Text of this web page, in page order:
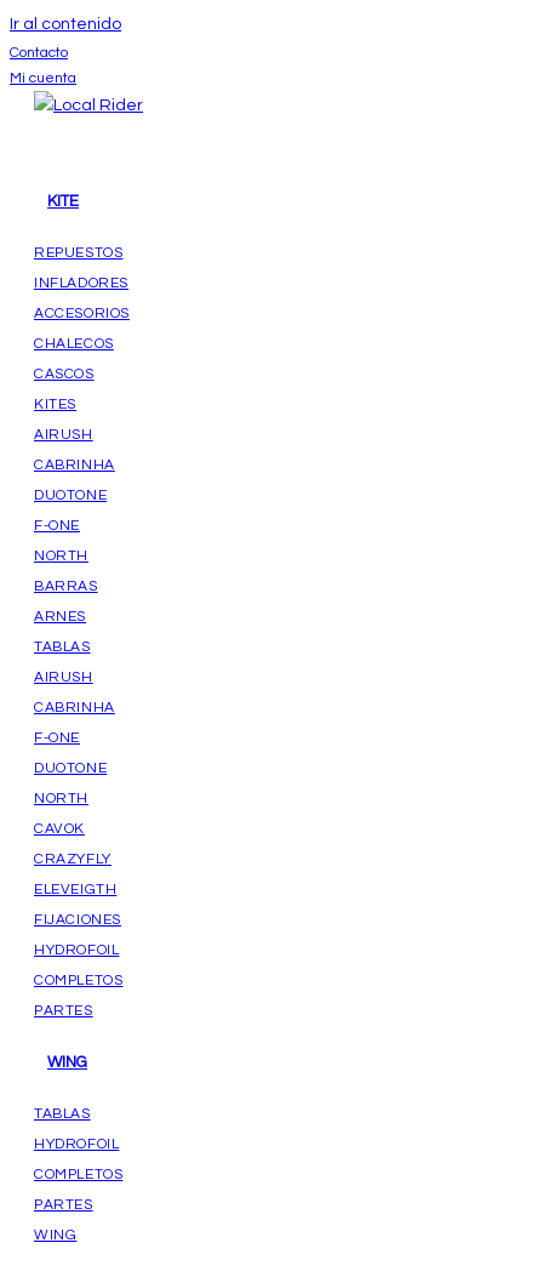
Ir al contenido
Contacto
Mi cuenta
KITE
REPUESTOS
INFLADORES
ACCESORIOS
CHALECOS
CASCOS
KITES
AIRUSH
CABRINHA
DUOTONE
F-ONE
NORTH
BARRAS
ARNES
TABLAS
AIRUSH
CABRINHA
F-ONE
DUOTONE
NORTH
CAVOK
CRAZYFLY
ELEVEIGTH
FIJACIONES
HYDROFOIL
COMPLETOS
PARTES
WING
TABLAS
HYDROFOIL
COMPLETOS
PARTES
WING